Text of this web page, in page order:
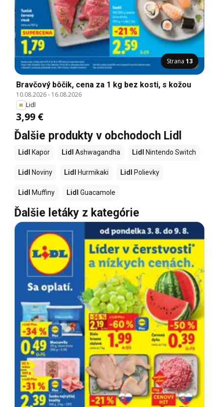
Strana 13
Bravčový bôčik, cena za 1 kg bez kosti, s kožou
10.08.2026- 16.08.2026
Lidl
3,99 €
Ďalšie produkty v obchodoch Lidl
Lidl Kapor Lidl Ashwagandha Lidl Nintendo Switch
Lidl Noviny Lidl Hurmikaki Lidl Polievky
Lidl Muffiny Lidl Guacamole
Ďalšie letáky z kategórie